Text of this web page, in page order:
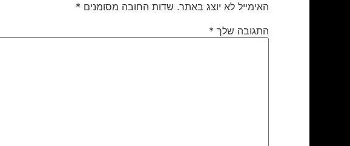
האימייל לא יוצג באתר. שדות החובה מסומנים *
התגובה שלך *